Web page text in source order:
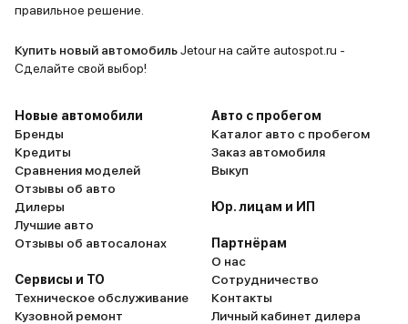
правильное решение.
Купить новый автомобильJetour на сайте autospot.ru -
Сделайте свой выбор!
Новые автомобили
Бренды
Кредиты
Сравнения моделей
Отзывы об авто
Дилеры
Лучшие авто
Отзывы об автосалонах
Сервисы и ТО
Техническое обслуживание
Кузовной ремонт
Авто с пробегом
Каталог авто с пробегом
Заказ автомобиля
Выкуп
Юр. лицам и ИП
Партнёрам
О нас
Сотрудничество
Контакты
Личный кабинет дилера